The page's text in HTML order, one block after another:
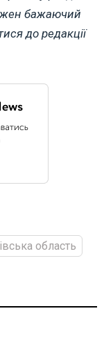
бажаючий
до редакції
область